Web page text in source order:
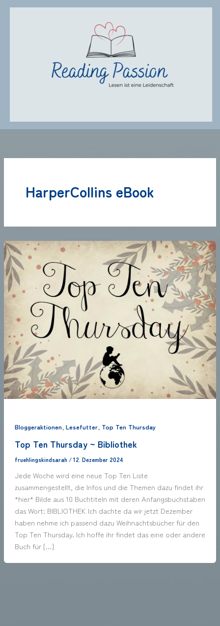
Zum
HarperCollins eBook
Bloggeraktionen, Lesefutter, Top Ten Thursday
Top Ten Thursday ~ Bibliothek
fruehlingskindsarah /12. Dezember 2024
Jede Woche wird eine neue Top Ten Liste
zusammengestellt, die Infos und die Themen dazu findet ihr
*hier* Bilde aus 10 Buchtiteln mit deren Anfangsbuchstaben
das Wort: BIBLIOTHEK Ich dachte da wir jetzt Dezember
haben nehme ich passend dazu Weihnachtsbücher für den
Top Ten Thursday. Ich hoffe ihr findet das eine oder andere
Buch für […]